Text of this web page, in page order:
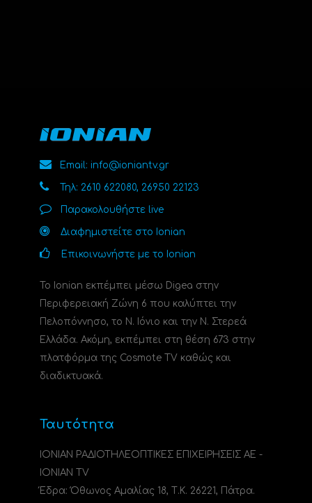
Email: info@ioniantv.gr
Τηλ: 2610 622080, 26950 22123
Παρακολουθήστε live
Διαφημιστείτε στο Ionian
Επικοινωνήστε με το Ionian
Το Ionian εκπέμπει μέσω Digea στην
Περιφερειακή Ζώνη 6 που καλύπτει την
Πελοπόννησο, το N. Ιόνιο και την Ν. Στερεά
Ελλάδα. Ακόμη, εκπέμπει στη θέση 673 στην
πλατφόρμα της Cosmote TV καθώς και
διαδικτυακά.
Ταυτότητα
ΙΟΝΙΑΝ ΡΑΔΙΟΤΗΛΕΟΠΤΙΚΕΣ ΕΠΙΧΕΙΡΗΣΕΙΣ ΑΕ -
IONIAN TV
Έδρα: Όθωνος Αμαλίας 18, Τ.Κ. 26221, Πάτρα.